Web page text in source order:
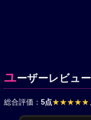
ユーザーレビュー
総合評価： 5点★★★★★